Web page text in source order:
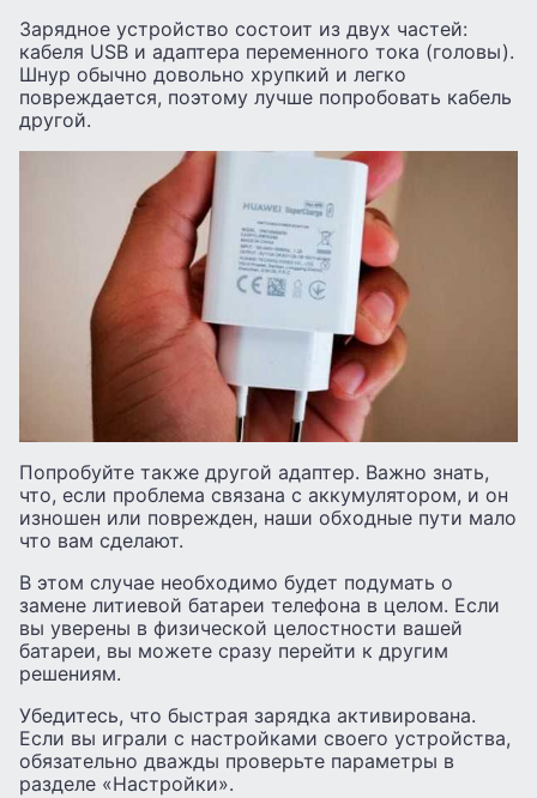
Зарядное устройство состоит из двух частей:
кабеля USB и адаптера переменного тока (головы).
Шнур обычно довольно хрупкий и легко
повреждается, поэтому лучше попробовать кабель
другой.
Попробуйте также другой адаптер. Важно знать,
что, если проблема связана с аккумулятором, и он
изношен или поврежден, наши обходные пути мало
что вам сделают.
В этом случае необходимо будет подумать о
замене литиевой батареи телефона в целом. Если
вы уверены в физической целостности вашей
батареи, вы можете сразу перейти к другим
решениям.
Убедитесь, что быстрая зарядка активирована.
Если вы играли с настройками своего устройства,
обязательно дважды проверьте параметры в
разделе «Настройки».